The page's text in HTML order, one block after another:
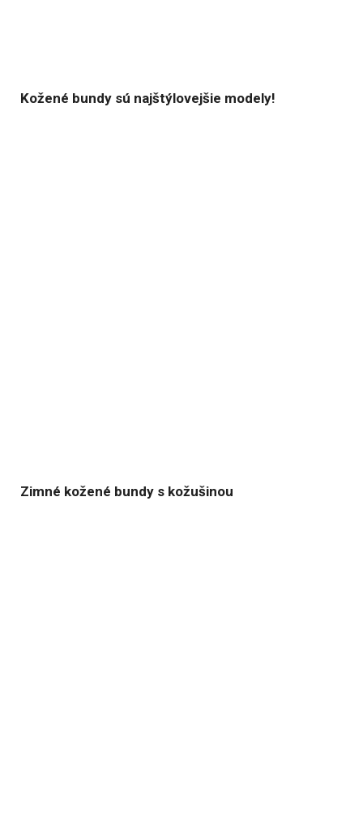
Kožené bundy sú najštýlovejšie modely!
Zimné kožené bundy s kožušinou